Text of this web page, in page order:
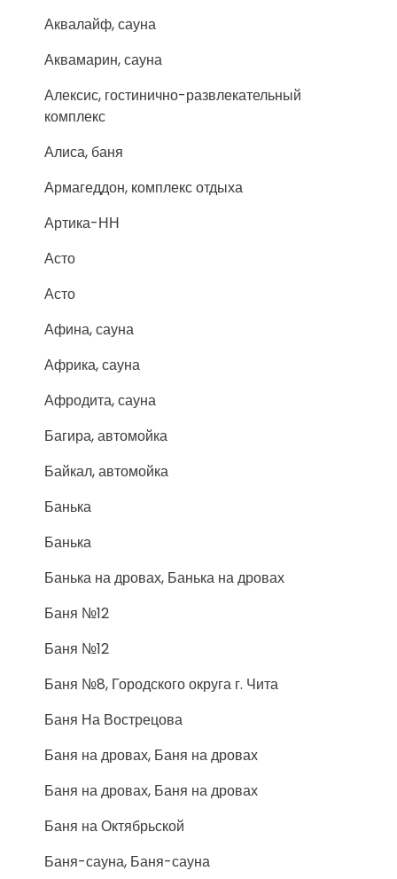
Аквалайф, сауна
Аквамарин, сауна
Алексис, гостинично-развлекательный
комплекс
Алиса, баня
Армагеддон, комплекс отдыха
Артика-НН
Асто
Асто
Афина, сауна
Африка, сауна
Афродита, сауна
Багира, автомойка
Байкал, автомойка
Банька
Банька
Банька на дровах, Банька на дровах
Баня №12
Баня №12
Баня №8, Городского округа г. Чита
Баня На Вострецова
Баня на дровах, Баня на дровах
Баня на дровах, Баня на дровах
Баня на Октябрьской
Баня-сауна, Баня-сауна